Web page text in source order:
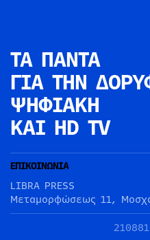
ΤΑ ΠΑΝΤΑ
ΓΙΑ ΤΗΝ
ΨΗΦΙΑΚΗ
ΚΑΙ HD TV
ΕΠΙΚΟΙΝΩΝΙΑ
LIBRA PRESS
Μεταμορφώσεως 11,